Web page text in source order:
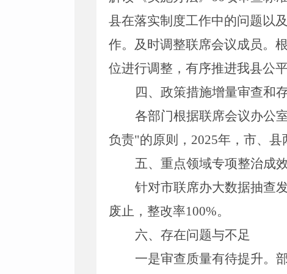
县在落实制度工作中的问题以
作。及时调整联席会议成员。
位进行调整，有序推进我县公
四、 政策措施增量审查和
各部门根据联席会议办公
负责"的原则， 2025年，市、县
五、 重点领域专项整治成
针对市联席办大数据抽查
废止，整改率100%。
六、存在问题与不足
一是审查质量有待提升。